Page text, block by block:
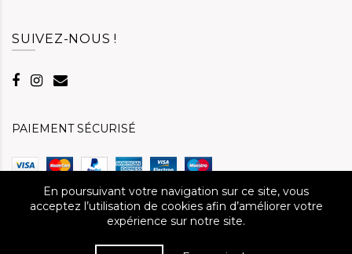
SUIVEZ-NOUS !
PAIEMENT SÉCURISÉ
En poursuivant votre navigation sur ce site, vous
acceptez l’utilisation de cookies afin d’améliorer votre
expérience sur notre site.